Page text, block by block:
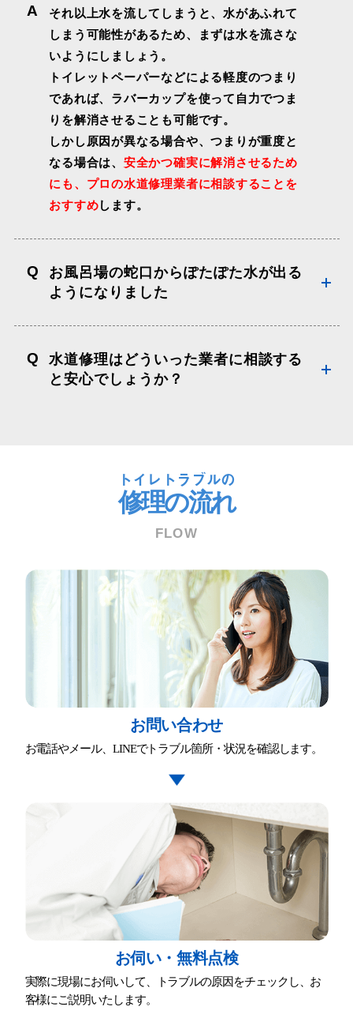
A
それ以上水を流してしまうと、水があふれて
しまう可能性があるため、まずは水を流さな
いようにしましょう。
トイレットペーパーなどによる軽度のつまり
であれば、ラバーカップを使って自力でつま
りを解消させることも可能です。
しかし原因が異なる場合や、つまりが重度と
なる場合は、 安全かつ確実に解消させるため
にも、プロの水道修理業者に相談することを
おすすめします。
Q
お風呂場の蛇口からぽたぽた水が出る
ようになりました
Q
水道修理はどういった業者に相談する
と安心でしょうか？
トイレトラブルの
修理の流れ
FLOW
お問い合わせ
お電話やメール、LINEでトラブル箇所・状況を確認します。
お伺い・無料点検
実際に現場にお伺いして、トラブルの原因をチェックし、お
客様にご説明いたします。